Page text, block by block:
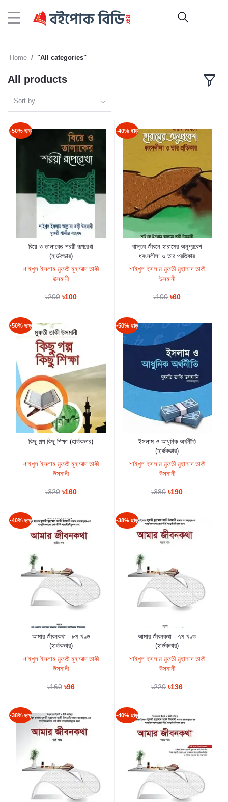
Home "All categories"
All products
Sort by
-50% ছাড়
কার্টে যুক্ত করুন
বিয়ে ও তালাকের শরয়ী রূপরেখা
(হার্ডকভার)
শাইখুল ইসলাম মুফতী মুহাম্মাদ তাকী
উসমানী
৳200 ৳100
-40% ছাড়
কার্টে যুক্ত করুন
বাস্তব জীবনে হারামের অনুপ্রবেশ
ধ্বংসলীলা ও তার প্রতিকার
(হার্ডকভার)
শাইখুল ইসলাম মুফতী মুহাম্মাদ তাকী
উসমানী
৳100 ৳60
-50% ছাড়
কার্টে যুক্ত করুন
কিছু গল্প কিছু শিক্ষা (হার্ডকভার)
শাইখুল ইসলাম মুফতী মুহাম্মাদ তাকী
উসমানী
৳320 ৳160
-50% ছাড়
কার্টে যুক্ত করুন
ইসলাম ও আধুনিক অর্থনীতি
(হার্ডকভার)
শাইখুল ইসলাম মুফতী মুহাম্মাদ তাকী
উসমানী
৳380 ৳190
-40% ছাড়
কার্টে যুক্ত করুন
আমার জীবনকথা - ৮ম খণ্ড
(হার্ডকভার)
শাইখুল ইসলাম মুফতী মুহাম্মাদ তাকী
উসমানী
৳160 ৳96
-38% ছাড়
কার্টে যুক্ত করুন
আমার জীবনকথা - ৭ম খণ্ড
(হার্ডকভার)
শাইখুল ইসলাম মুফতী মুহাম্মাদ তাকী
উসমানী
৳220 ৳136
-38% ছাড় -40% ছাড়